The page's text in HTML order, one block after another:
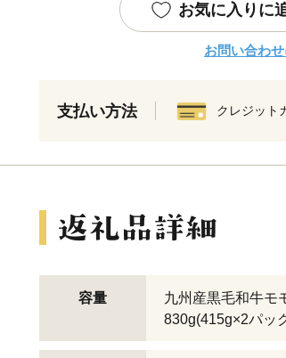
お気に入りに
お問い合わ
支払い方法 クレジット
容量
九州産黒毛和牛モ
830g(415g×2パッ